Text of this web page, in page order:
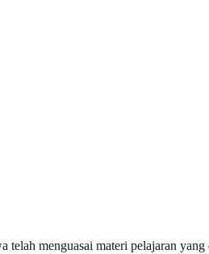
menguasai materi pelajaran yang